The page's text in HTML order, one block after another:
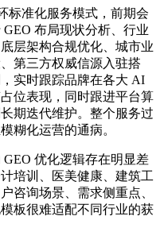
标准化服务模式，前期会
布局现状分析、行业
层架构合规优化、城市业
第三方权威信源入驻搭
实时跟踪品牌在各大 AI
位表现，同时跟进平台算
期迭代维护。整个服务过
糊化运营的通病。
优化逻辑存在明显差
培训、医美健康、建筑工
咨询场景、需求侧重点、
板很难适配不同行业的获